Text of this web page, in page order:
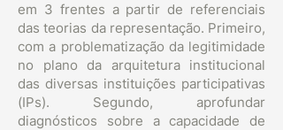
em 3 frentes a partir de referenciais
das teorias da representação. Primeiro,
com a problematização da legitimidade
no plano da arquitetura institucional
das diversas instituições participativas
(IPs). Segundo, aprofundar
diagnósticos sobre a capacidade de